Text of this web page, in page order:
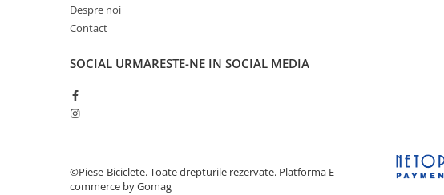
Vulcanizare
Transmisie & Accesorii
Accesorii Transmisie
Apărătoare Lanț
Despre noi
Contact
SOCIAL URMARESTE-NE IN SOCIAL MEDIA
©Piese-Biciclete. Toate drepturile rezervate. Platforma E-
commerce by Gomag